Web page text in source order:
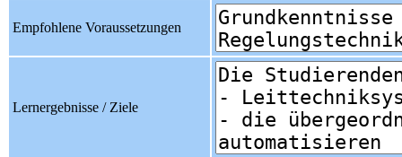
Empfohlene Voraussetzungen
Lernergebnisse / Ziele